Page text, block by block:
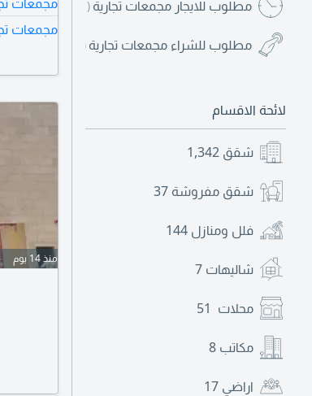
مطلوب للايجار مجمعات تجارية (1)
مطلوب للشراء مجمعات تجارية (1)
لائحة الاقسام
شقق 1,342
شقق مفروشة 37
فلل ومنازل 144
شاليهات 7
محلات 51
مكاتب 8
اراضي 17
مجمعات
منذ 14 يوم